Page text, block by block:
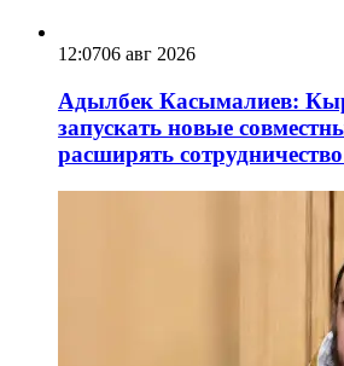
12:0706 авг 2026
Адылбек Касымалиев:
запускать новые
расширять